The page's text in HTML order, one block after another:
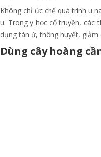
Không chỉ ức chế quá trình u
u. Trong y học cổ truyền, các
dụng tán ứ, thông huyết, giảm
Dùng cây hoàng